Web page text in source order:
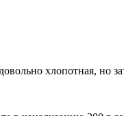
хлопотная, но